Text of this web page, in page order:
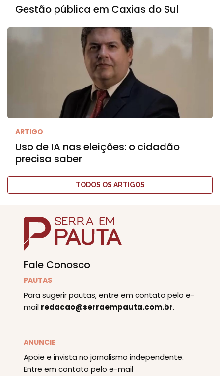
Gestão pública em Caxias do Sul
ARTIGO
Uso de IA nas eleições: o cidadão
precisa saber
TODOS OS ARTIGOS
Fale Conosco
PAUTAS
Para sugerir pautas, entre em contato pelo e-
mail redacao@serraempauta.com.br.
ANUNCIE
Apoie e invista no jornalismo independente.
Entre em contato pelo e-mail